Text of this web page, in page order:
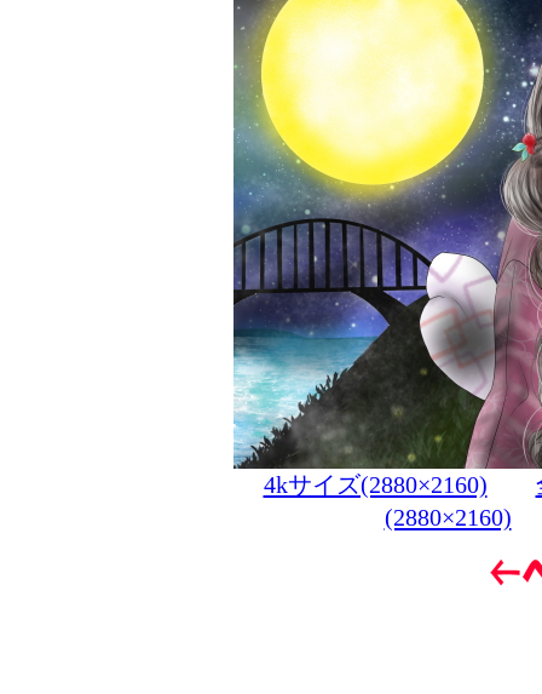
4kサイズ(2880×2160)
(2880×2160)